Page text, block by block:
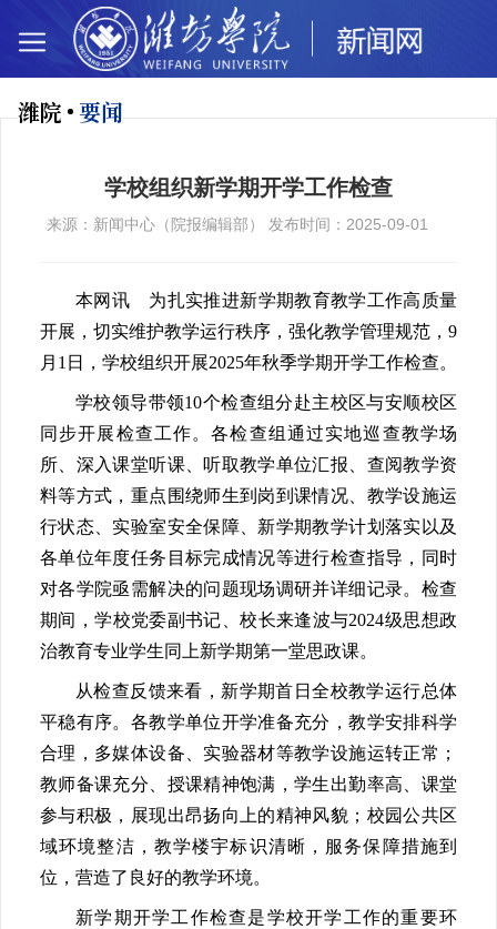
潍院 要闻
学校组织新学期开学工作检查
来源：新闻中心（院报编辑部） 发布时间：2025-09-01
本网讯 为扎实推进新学期教育教学工作高质量
开展，切实维护教学运行秩序，强化教学管理规范，9
月1日，学校组织开展2025年秋季学期开学工作检查。
学校领导带领10个检查组分赴主校区与安顺校区
同步开展检查工作。各检查组通过实地巡查教学场
所、深入课堂听课、听取教学单位汇报、查阅教学资
料等方式，重点围绕师生到岗到课情况、教学设施运
行状态、实验室安全保障、新学期教学计划落实以及
各单位年度任务目标完成情况等进行检查指导，同时
对各学院亟需解决的问题现场调研并详细记录。检查
期间，学校党委副书记、校长来逢波与2024级思想政
治教育专业学生同上新学期第一堂思政课。
从检查反馈来看，新学期首日全校教学运行总体
平稳有序。各教学单位开学准备充分，教学安排科学
合理，多媒体设备、实验器材等教学设施运转正常；
教师备课充分、授课精神饱满，学生出勤率高、课堂
参与积极，展现出昂扬向上的精神风貌；校园公共区
域环境整洁，教学楼宇标识清晰，服务保障措施到
位，营造了良好的教学环境。
新学期开学工作检查是学校开学工作的重要环